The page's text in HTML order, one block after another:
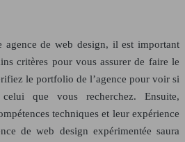
agence de web design, il est important
critères pour vous assurer de faire le
le portfolio de l’agence pour voir si
que vous recherchez. Ensuite,
techniques et leur expérience
de web design expérimentée saura